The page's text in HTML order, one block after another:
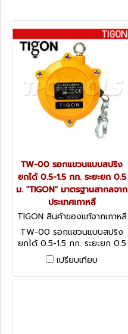
TW-00 รอกแขวนแบบสปริง
ยกได้ 0.5-1.5 กก. ระยะยก 0.5
ม. "TIGON" มาตรฐานสากลจาก
ประเทศเกาหลี
TIGON สินค้าของแท้จากเกาหลี
TW-00
TW-00 รอกแขวนแบบสปริง
ยกได้ 0.5-1.5 กก. ระยะยก 0.5
ม. "TIGON" มาตรฐานสากลจาก
ประเทศเกาหลี
เปรียบเทียบ